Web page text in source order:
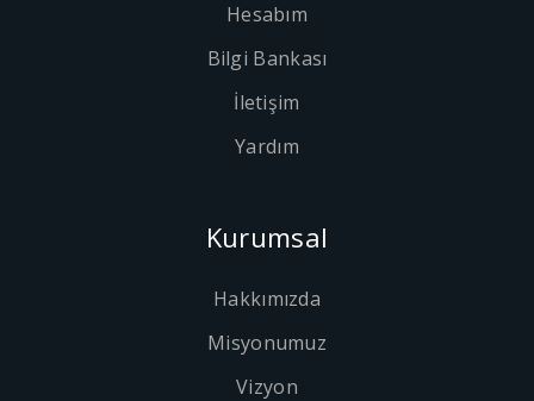
Hesabım
Bilgi Bankası
İletişim
Yardım
Kurumsal
Hakkımızda
Misyonumuz
Vizyon